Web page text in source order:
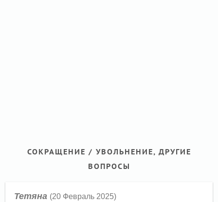
СОКРАЩЕНИЕ / УВОЛЬНЕНИЕ, ДРУГИЕ
ВОПРОСЫ
Тетяна (20 Февраль 2025)